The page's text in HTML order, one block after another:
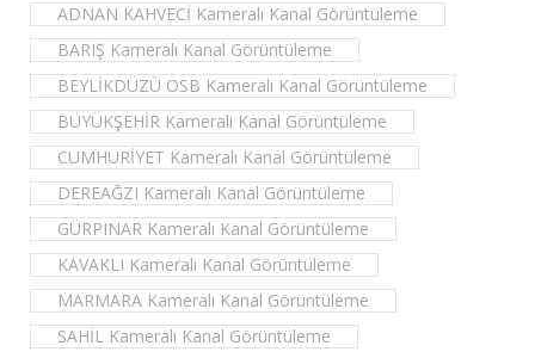
ADNAN KAHVECİ Kameralı Kanal Görüntüleme
BARIŞ Kameralı Kanal Görüntüleme
BEYLİKDÜZÜ OSB Kameralı Kanal Görüntüleme
BÜYÜKŞEHİR Kameralı Kanal Görüntüleme
CUMHURİYET Kameralı Kanal Görüntüleme
DEREAĞZI Kameralı Kanal Görüntüleme
GÜRPINAR Kameralı Kanal Görüntüleme
KAVAKLI Kameralı Kanal Görüntüleme
MARMARA Kameralı Kanal Görüntüleme
SAHİL Kameralı Kanal Görüntüleme